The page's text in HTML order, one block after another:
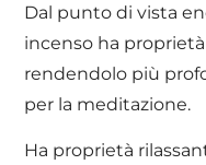
Dal punto di vista
incenso ha
rendendolo più
per la meditazione.
Ha proprietà